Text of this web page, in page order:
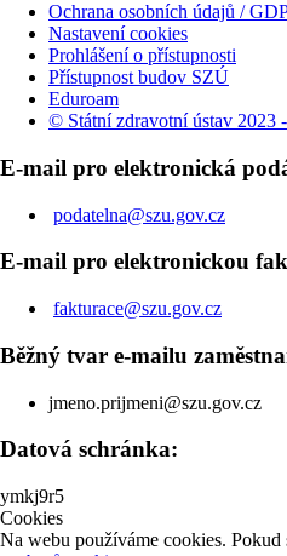
Ochrana osobních údajů /
Nastavení cookies
Prohlášení o přístupnosti
Přístupnost budov SZÚ
Eduroam
© Státní zdravotní ústav
E-mail pro elektronická
podatelna@szu.gov.cz
E-mail pro elektronickou
fakturace@szu.gov.cz
Běžný tvar e-mailu
jmeno.prijmeni@szu.gov.cz
Datová schránka:
ymkj9r5
Cookies
Na webu používáme cookies.